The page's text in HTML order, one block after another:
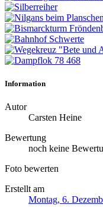
Information
Autor
Carsten Heine
Bewertung
noch keine
Foto bewerten
Erstellt am
Montag, 6.